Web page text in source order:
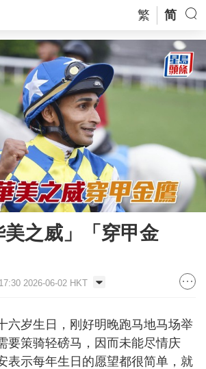
繁 简
美之威」「穿甲金
2026-06-02 HKT
六岁生日，刚好明晚跑马地马场举
要策骑轻磅马，因而未能尽情庆
表示每年生日的愿望都很简单，就